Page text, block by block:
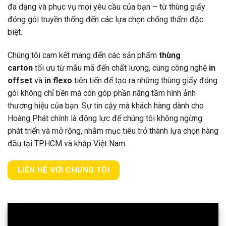
đa dạng và phục vụ mọi yêu cầu của bạn – từ thùng giấy
đóng gói truyền thống đến các lựa chọn chống thấm đặc
biệt.
Chúng tôi cam kết mang đến các sản phẩm thùng
carton tối ưu từ mẫu mã đến chất lượng, cùng công nghệ in
offset và in flexo tiên tiến để tạo ra những thùng giấy đóng
gói không chỉ bền mà còn góp phần nâng tầm hình ảnh
thương hiệu của bạn. Sự tin cậy mà khách hàng dành cho
Hoàng Phát chính là động lực để chúng tôi không ngừng
phát triển và mở rộng, nhằm mục tiêu trở thành lựa chọn hàng
đầu tại TP.HCM và khắp Việt Nam.
LIÊN HỆ VỚI CHÚNG TÔI